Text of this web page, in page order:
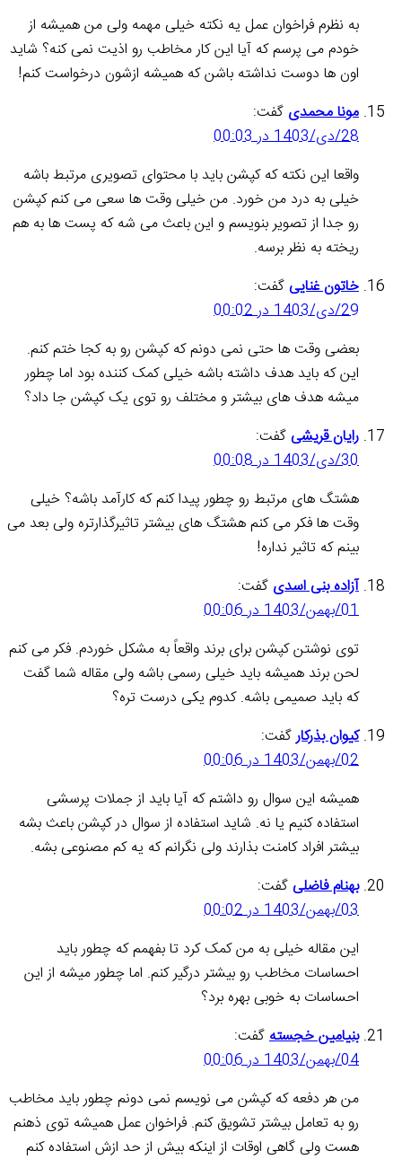
به نظرم فراخوان عمل یه نکته خیلی مهمه ولی من همیشه از
خودم می پرسم که آیا این کار مخاطب رو اذیت نمی کنه؟ شاید
اون ها دوست نداشته باشن که همیشه ازشون درخواست کنم!
مونا محمدی گفت:
28/دی/1403 در 00:03
واقعا این نکته که کپشن باید با محتوای تصویری مرتبط باشه
خیلی به درد من خورد. من خیلی وقت ها سعی می کنم کپشن
رو جدا از تصویر بنویسم و این باعث می شه که پست ها به هم
ریخته به نظر برسه.
خاتون غناییگفت:
29/دی/1403 در 00:02
بعضی وقت ها حتی نمی دونم که کپشن رو به کجا ختم کنم.
این که باید هدف داشته باشه خیلی کمک کننده بود اما چطور
میشه هدف های بیشتر و مختلف رو توی یک کپشن جا داد؟
رایان قریشیگفت:
30/دی/1403 در 00:08
هشتگ های مرتبط رو چطور پیدا کنم که کارآمد باشه؟ خیلی
وقت ها فکر می کنم هشتگ های بیشتر تاثیرگذارتره ولی بعد می
بینم که تاثیر نداره!
آزاده بنی اسدی گفت:
01/بهمن/1403 در 00:06
توی نوشتن کپشن برای برند واقعاً به مشکل خوردم. فکر می کنم
لحن برند همیشه باید خیلی رسمی باشه ولی مقاله شما گفت
که باید صمیمی باشه. کدوم یکی درست تره؟
کیوان بذرکارگفت:
02/بهمن/1403 در 00:06
همیشه این سوال رو داشتم که آیا باید از جملات پرسشی
استفاده کنیم یا نه. شاید استفاده از سوال در کپشن باعث بشه
بیشتر افراد کامنت بذارند ولی نگرانم که یه کم مصنوعی بشه.
بهنام فاضلیگفت:
03/بهمن/1403 در 00:02
این مقاله خیلی به من کمک کرد تا بفهمم که چطور باید
احساسات مخاطب رو بیشتر درگیر کنم. اما چطور میشه از این
احساسات به خوبی بهره برد؟
بنیامین خجستهگفت:
04/بهمن/1403 در 00:06
من هر دفعه که کپشن می نویسم نمی دونم چطور باید مخاطب
رو به تعامل بیشتر تشویق کنم. فراخوان عمل همیشه توی ذهنم
هست ولی گاهی اوقات از اینکه بیش از حد ازش استفاده کنم